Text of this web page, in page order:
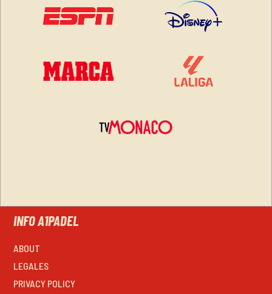
INFO A1PADEL
ABOUT
LEGALES
PRIVACY POLICY